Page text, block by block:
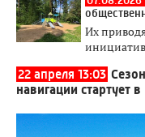
Их
22 апреля 13:03
навигации стартует